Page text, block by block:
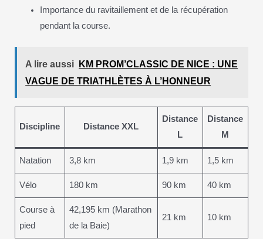
Importance du ravitaillement et de la récupération
pendant la course.
A lire aussi
KM PROM’CLASSIC DE NICE : UNE
VAGUE DE TRIATHLÈTES À L’HONNEUR
Discipline Distance XXL
Distance
L
Distance
M
Natation 3,8 km 1,9 km 1,5 km
Vélo 180 km 90 km 40 km
Course à
pied
42,195 km (Marathon
de la Baie)
21 km 10 km